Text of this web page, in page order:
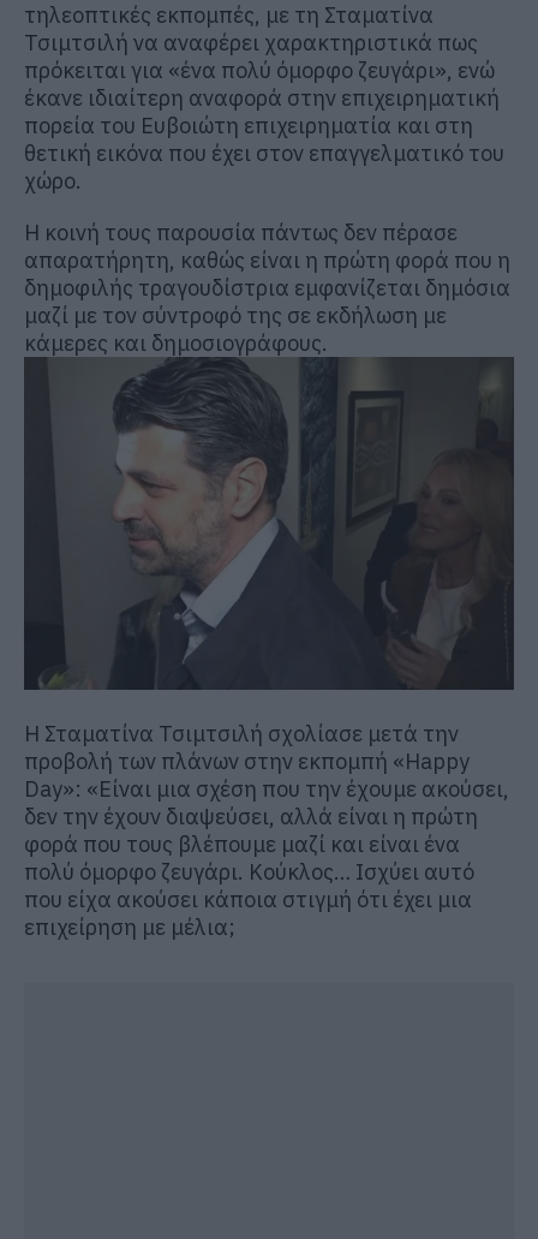
τηλεοπτικές εκπομπές, με τη Σταματίνα
Τσιμτσιλή να αναφέρει χαρακτηριστικά πως
πρόκειται για «ένα πολύ όμορφο ζευγάρι», ενώ
έκανε ιδιαίτερη αναφορά στην επιχειρηματική
πορεία του Ευβοιώτη επιχειρηματία και στη
θετική εικόνα που έχει στον επαγγελματικό του
χώρο.
Η κοινή τους παρουσία πάντως δεν πέρασε
απαρατήρητη, καθώς είναι η πρώτη φορά που η
δημοφιλής τραγουδίστρια εμφανίζεται δημόσια
μαζί με τον σύντροφό της σε εκδήλωση με
κάμερες και δημοσιογράφους.
Η Σταματίνα Τσιμτσιλή σχολίασε μετά την
προβολή των πλάνων στην εκπομπή «Happy
Day»: «Είναι μια σχέση που την έχουμε ακούσει,
δεν την έχουν διαψεύσει, αλλά είναι η πρώτη
φορά που τους βλέπουμε μαζί και είναι ένα
πολύ όμορφο ζευγάρι. Κούκλος… Ισχύει αυτό
που είχα ακούσει κάποια στιγμή ότι έχει μια
επιχείρηση με μέλια;